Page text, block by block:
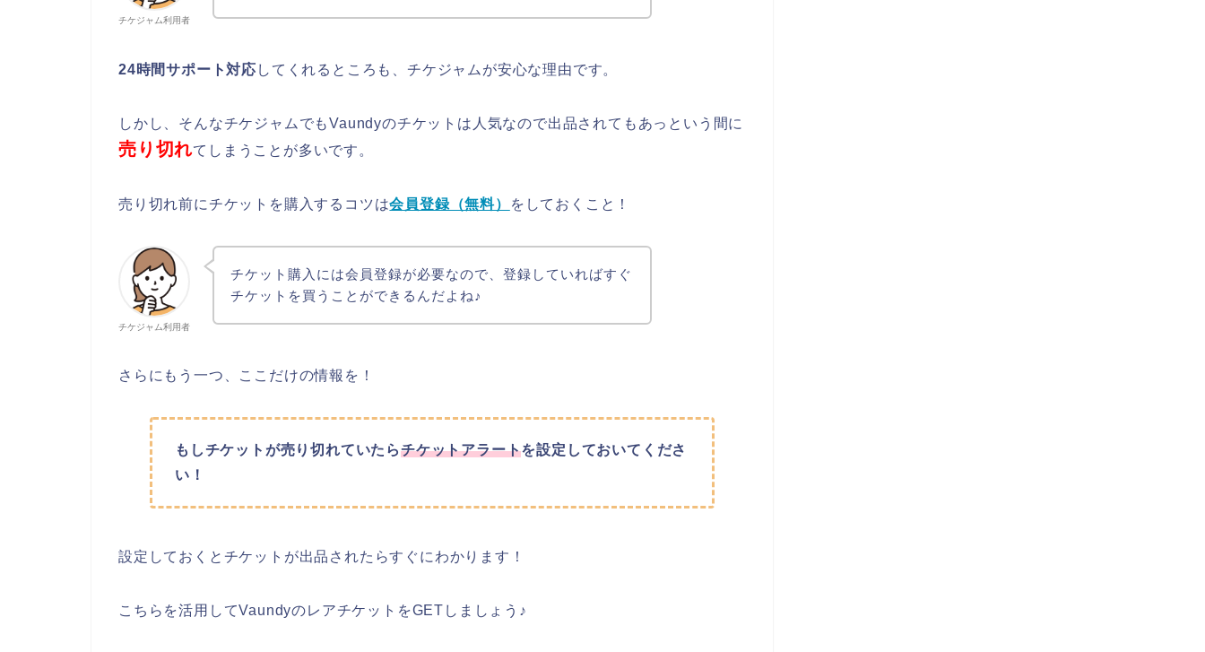
チケジャム利用者
24時間サポート対応 してくれるところも、チケジャムが安心な理由です。
しかし、そんなチケジャムでもVaundyのチケットは人気なので出品されてもあっという間に
売り切れてしまうことが多いです。
売り切れ前にチケットを購入するコツは会員登録（無料） をしておくこと！
チケジャム利用者
チケット購入には会員登録が必要なので、登録していればすぐ
チケットを買うことができるんだよね♪
さらにもう一つ、ここだけの情報を！
もしチケットが売り切れていたらチケットアラートを設定しておいてくださ
い！
設定しておくとチケットが出品されたらすぐにわかります！
こちらを活用してVaundyのレアチケットをGETしましょう♪